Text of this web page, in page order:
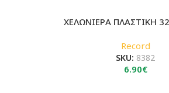
ΧΕΛΩΝΙΕΡΑ ΠΛΑΣΤΙΚΗ
Record
SKU: 8382
6.90€